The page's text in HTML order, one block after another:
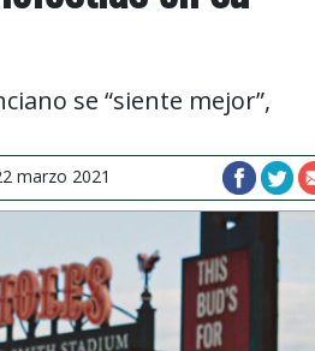
se “siente mejor”,
marzo 2021